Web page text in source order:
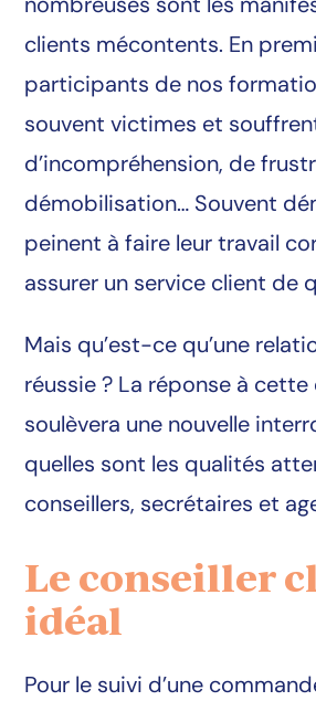
clients mécontents. En
participants de nos
souvent victimes et
d’incompréhension, de
démobilisation… Souvent
peinent à faire leur travail
assurer un service client de
Mais qu’est-ce qu’une
réussie ? La réponse à
soulèvera une nouvelle
quelles sont les qualités
conseillers, secrétaires et
Le conseiller
idéal
Pour le suivi d’une